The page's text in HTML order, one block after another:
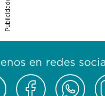
Publicidade
en redes